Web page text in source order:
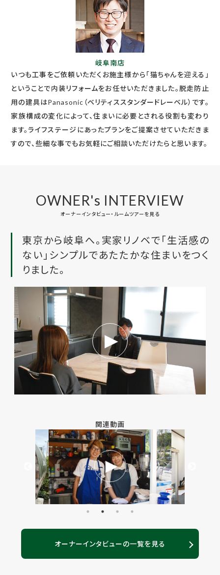
岐阜南店
いつも工事をご依頼いただくお施主様から「猫ちゃんを迎える」
ということで内装リフォームをお任せいただきました。脱走防止
用の建具はPanasonic（ベリティススタンダードレーベル）です。
家族構成の変化によって、住まいに必要とされる役割も変わり
ます。ライフステージにあったプランをご提案させていただきま
すので、些細な事でもお気軽にご相談いただけたらと思います。
OWNER's INTERVIEW
オーナーインタビュー・ルームツアーを見る
東京から岐阜へ。実家リノベで「生活感の
ない」シンプルであたたかな住まいをつく
りました。
関連動画
オーナーインタビューの一覧を見る